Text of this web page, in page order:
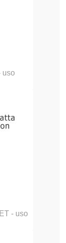
uso
- uso